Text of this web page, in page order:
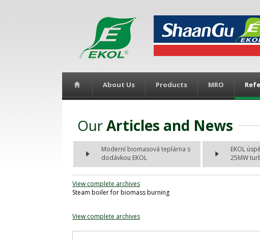
About Us Products MRO
OurArticles and News
Moderní biomasová teplárna s
dodávkou EKOL
EKOL
25MW
View complete archives
Steam boiler for biomass burning
View complete archives